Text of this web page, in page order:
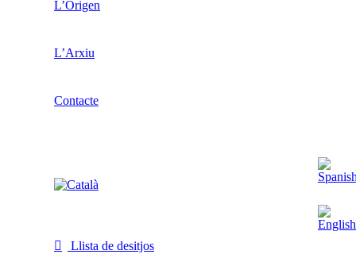
L’Origen
L’Arxiu
Contacte
Llista de desitjos